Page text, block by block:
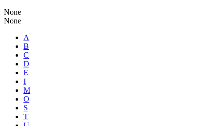
None
None
A
B
C
D
E
I
M
O
S
T